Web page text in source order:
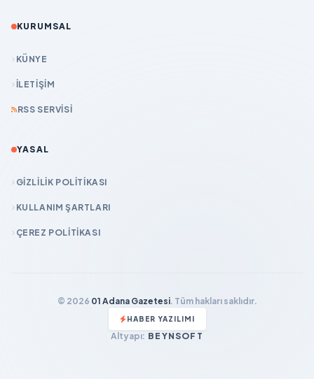
KURUMSAL
KÜNYE
İLETIŞIM
RSS SERVISI
YASAL
GIZLILIK POLITIKASI
KULLANIM ŞARTLARI
ÇEREZ POLITIKASI
© 2026 01 Adana Gazetesi. Tüm hakları saklıdır.
HABER YAZILIMI
Altyapı: BEYNSOFT